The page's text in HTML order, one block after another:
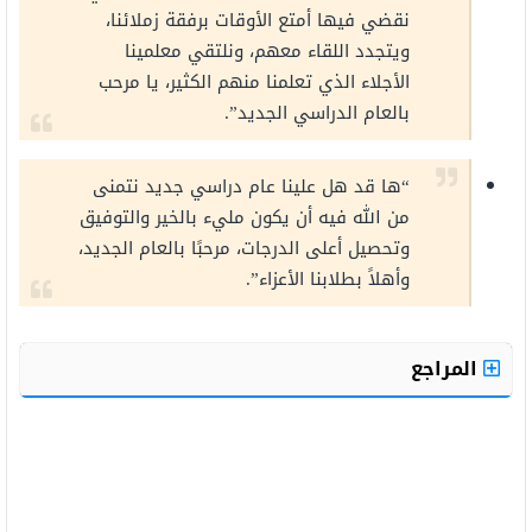
نقضي فيها أمتع الأوقات برفقة زملائنا،
ويتجدد اللقاء معهم، ونلتقي معلمينا
الأجلاء الذي تعلمنا منهم الكثير، يا مرحب
بالعام الدراسي الجديد”.
“ها قد هل علينا عام دراسي جديد نتمنى
من الله فيه أن يكون مليء بالخير والتوفيق
وتحصيل أعلى الدرجات، مرحبًا بالعام الجديد،
وأهلاً بطلابنا الأعزاء”.
المراجع